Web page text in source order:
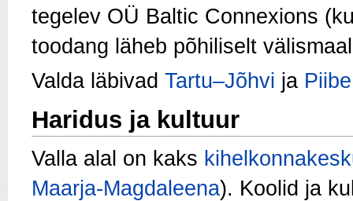
tegelev OÜ Baltic Connexions
toodang läheb põhiliselt
Valda läbivad Tartu–Jõhvi ja
Haridus ja kultuur
Valla alal on kaks
Maarja-Magdaleena). Koolid ja